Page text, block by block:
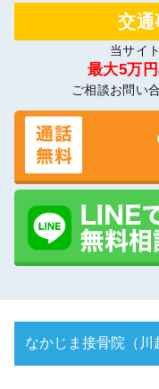
交通
当サイ
最大5万円
ご相談お問い
なかじま接骨院（